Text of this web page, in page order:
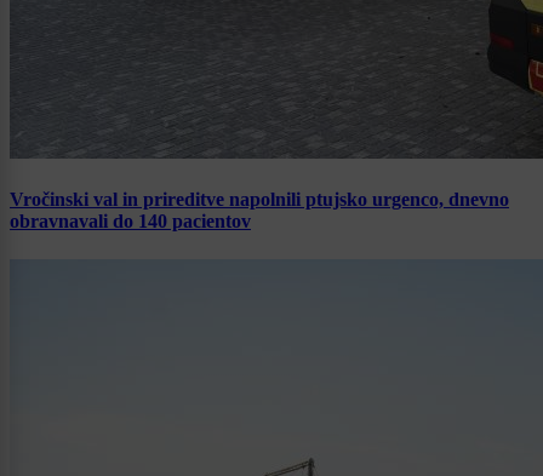
Vročinski val in prireditve napolnili ptujsko urgenco, dnevno
obravnavali do 140 pacientov